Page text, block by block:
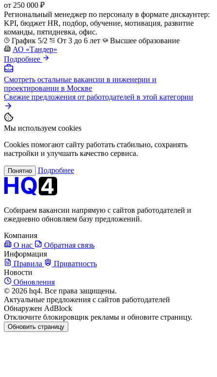
от 250 000 ₽
Региональный менеджер по персоналу в формате дискаунтер:
KPI, бюджет HR, подбор, обучение, мотивация, развитие
команды, пятидневка, офис.
График 5/2
От 3 до 6 лет
Высшее образование
АО «Тандер»
Подробнее
Смотреть остальные вакансии в инженерии и
проектировании в Москве
Свежие предложения от работодателей в этой категории
Мы используем cookies
Cookies помогают сайту работать стабильно, сохранять
настройки и улучшать качество сервиса.
Понятно Подробнее
Собираем вакансии напрямую с сайтов работодателей и
ежедневно обновляем базу предложений.
Компания
О нас
Обратная связь
Информация
Правила
Приватность
Новости
Обновления
© 2026 hq4. Все права защищены.
Актуальные предложения с сайтов работодателей
Обнаружен AdBlock
Отключите блокировщик рекламы и обновите страницу.
Обновить страницу